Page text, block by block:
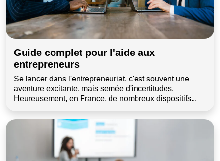
Guide complet pour l'aide aux
entrepreneurs
Se lancer dans l'entrepreneuriat, c'est souvent une
aventure excitante, mais semée d'incertitudes.
Heureusement, en France, de nombreux dispositifs...